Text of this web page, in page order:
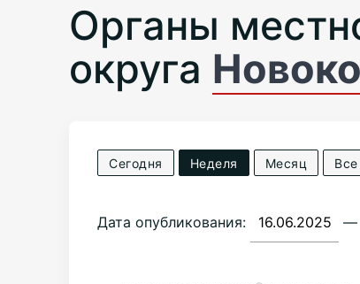
Органы
округа
Сегодня Неделя Месяц Все
Дата опубликования: —